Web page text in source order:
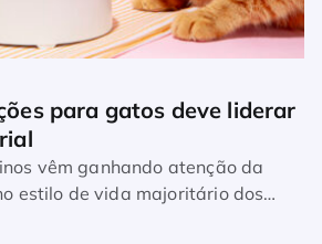
para gatos deve liderar
vêm ganhando atenção da